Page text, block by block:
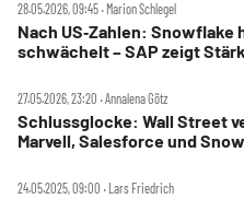
28.05.2026, 09:45 ‧ Marion Schlegel
Nach US‑Zahlen: Snowflake
schwächelt – SAP zeigt
27.05.2026, 23:20 ‧ Annalena Götz
Schlussglocke: Wall Street
Marvell, Salesforce und
24.05.2025, 09:00 ‧ Lars Friedrich